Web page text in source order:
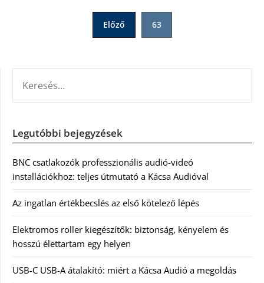
Előző 63
Legutóbbi bejegyzések
BNC csatlakozók professzionális audió-videó
installációkhoz: teljes útmutató a Kácsa Audióval
Az ingatlan értékbecslés az első kötelező lépés
Elektromos roller kiegészítők: biztonság, kényelem és
hosszú élettartam egy helyen
USB-C USB-A átalakító: miért a Kácsa Audió a megoldás